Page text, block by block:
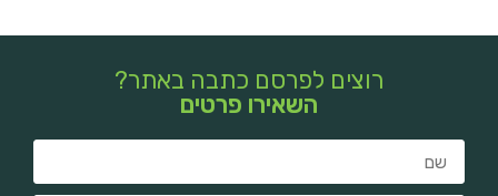
רוצים לפרסם כתבה באתר?
השאירו פרטים